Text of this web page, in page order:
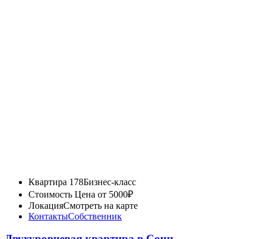
Квартира 178Бизнес-класс
Стоимость Цена от 5000₽
ЛокацияСмотреть на карте
КонтактыСобственник